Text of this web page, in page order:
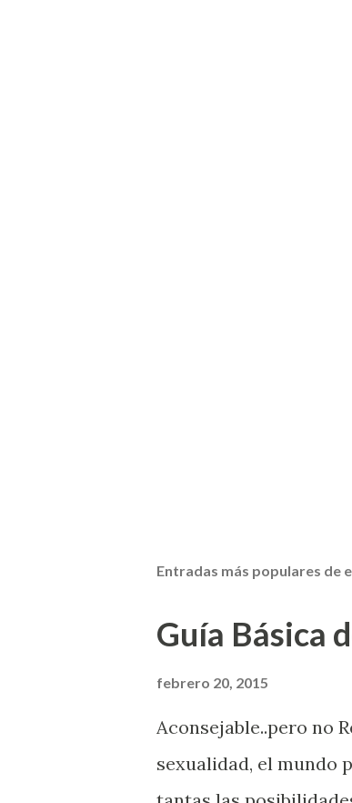
Entradas más populares de
Guía Básica
febrero 20, 2015
Aconsejable..pero no
sexualidad, el mundo